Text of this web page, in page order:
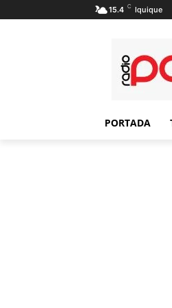
15.4 C Iquique
PORTADA